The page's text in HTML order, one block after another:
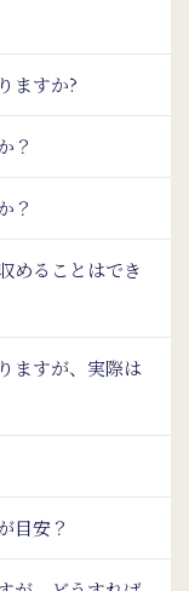
ますか?
？
？
めることはでき
ますが、実際は
目安？